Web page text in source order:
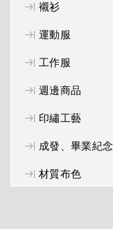
襯衫
運動服
工作服
週邊商品
印繡工藝
成發、畢業紀念
材質布色